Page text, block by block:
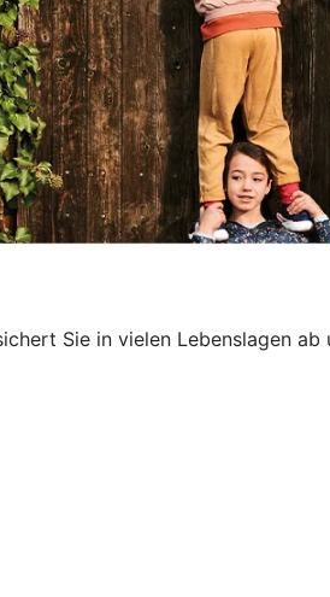
Sie in vielen Lebenslagen